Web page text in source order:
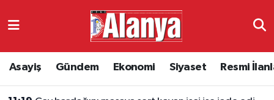
Asayiş Gündem Ekonomi Siyaset Resmi